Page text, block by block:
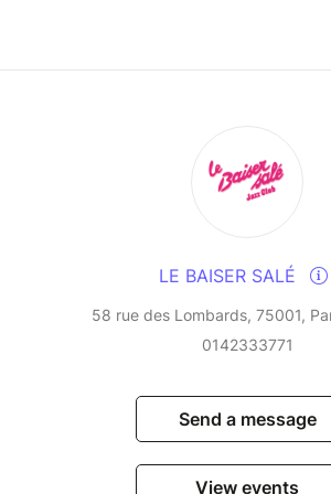
on drums for an energetic fusion of
where the boundaries between styles
thing is to share the music,
LE BAISER SALÉ
58 rue des Lombards, 75001,
0142333771
Send a message
View events